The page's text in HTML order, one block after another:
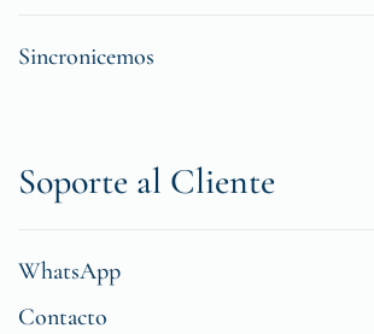
Sincronicemos
Soporte al Cliente
WhatsApp
Contacto